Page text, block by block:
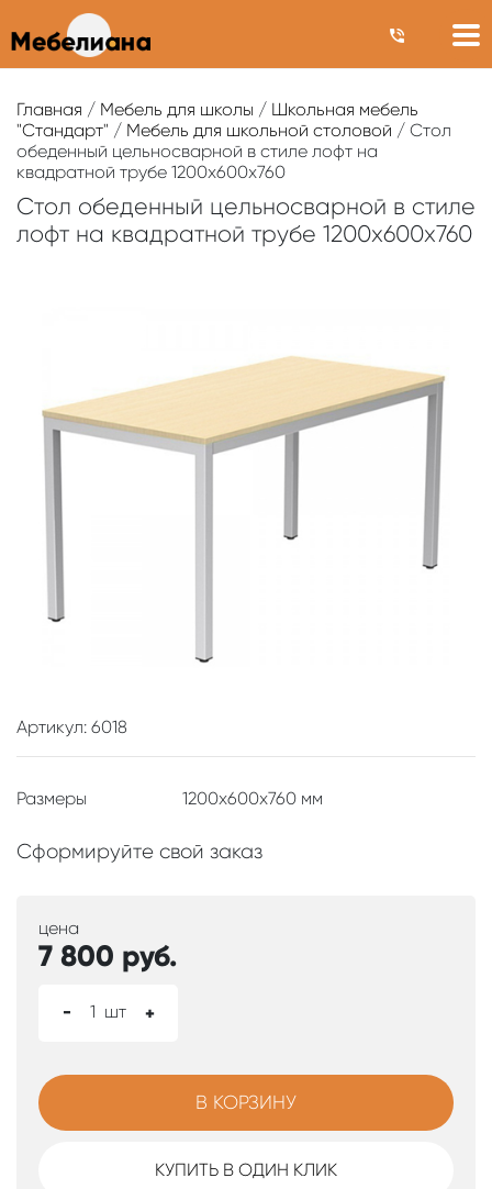
Главная / Мебель для школы / Школьная мебель
"Стандарт" / Мебель для школьной столовой / Стол
обеденный цельносварной в стиле лофт на
квадратной трубе 1200х600х760
Стол обеденный цельносварной в стиле
лофт на квадратной трубе 1200х600х760
Артикул: 6018
Размеры 1200x600x760 мм
Сформируйте свой заказ
цена
7 800 руб.
- 1 шт +
В КОРЗИНУ
КУПИТЬ В ОДИН КЛИК